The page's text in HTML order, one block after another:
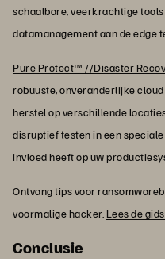
schaalbare, veerkrachtige
datamanagement aan de edge
Pure Protect™ //Disaster
robuuste, onveranderlijke
herstel op verschillende
disruptief testen in een
invloed heeft op uw
Ontvang tips voor
voormalige hacker.Lees de gids
Conclusie